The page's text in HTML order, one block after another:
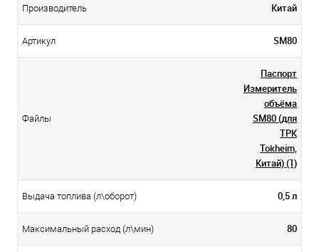
Производитель Китай
Артикул SM80
Файлы
Паспорт
Измеритель
объёма
SM80 (для
ТРК
Tokheim,
Китай) (1)
Выдача топлива (л\оборот) 0,5 л
Максимальный расход (л\мин) 80